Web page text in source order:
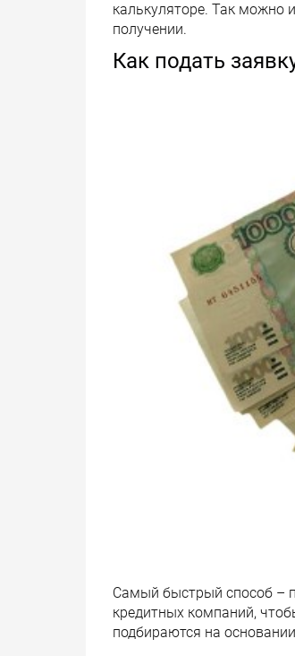
калькуляторе. Так можно
получении.
Как подать
Самый быстрый способ –
кредитных компаний,
подбираются на